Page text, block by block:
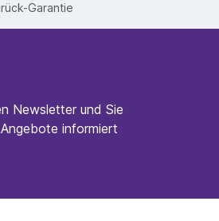
Garantie
Newsletter und Sie
informiert